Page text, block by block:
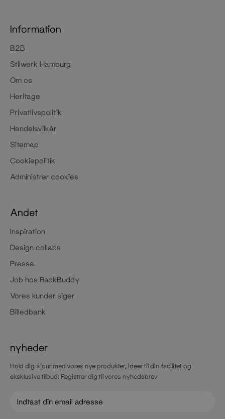
Information
B2B
Stilwerk Hamburg
Om os
Heritage
Privatlivspolitik
Handelsvilkår
Sitemap
Cookiepolitik
Administrer cookies
Andet
Inspiration
Design collabs
Presse
Job hos RackBuddy
Vores kunder siger
Billedbank
nyheder
Hold dig ajour med vores nye produkter, ideer til din facilitet og
eksklusive tilbud: Registrer dig til vores nyhedsbrev